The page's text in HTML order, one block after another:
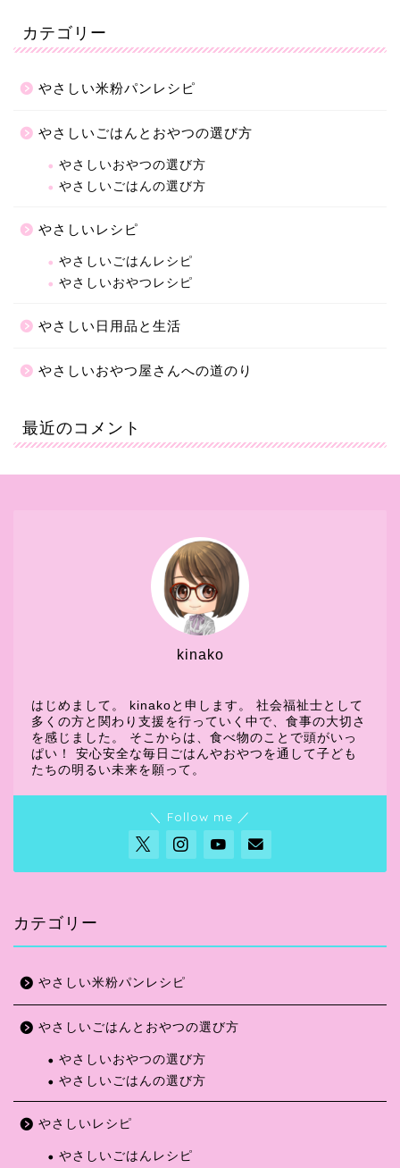
カテゴリー
やさしい米粉パンレシピ
やさしいごはんとおやつの選び方
やさしいおやつの選び方
やさしいごはんの選び方
やさしいレシピ
やさしいごはんレシピ
やさしいおやつレシピ
やさしい日用品と生活
やさしいおやつ屋さんへの道のり
最近のコメント
kinako
はじめまして。 kinakoと申します。 社会福祉士として
多くの方と関わり支援を行っていく中で、食事の大切さ
を感じました。 そこからは、食べ物のことで頭がいっ
ぱい！ 安心安全な毎日ごはんやおやつを通して子ども
たちの明るい未来を願って。
＼ Follow me ／
カテゴリー
やさしい米粉パンレシピ
やさしいごはんとおやつの選び方
やさしいおやつの選び方
やさしいごはんの選び方
やさしいレシピ
やさしいごはんレシピ